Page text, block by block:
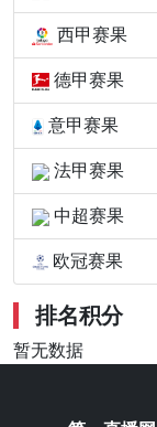
西甲赛果
德甲赛果
意甲赛果
法甲赛果
中超赛果
欧冠赛果
排名积分
暂无数据